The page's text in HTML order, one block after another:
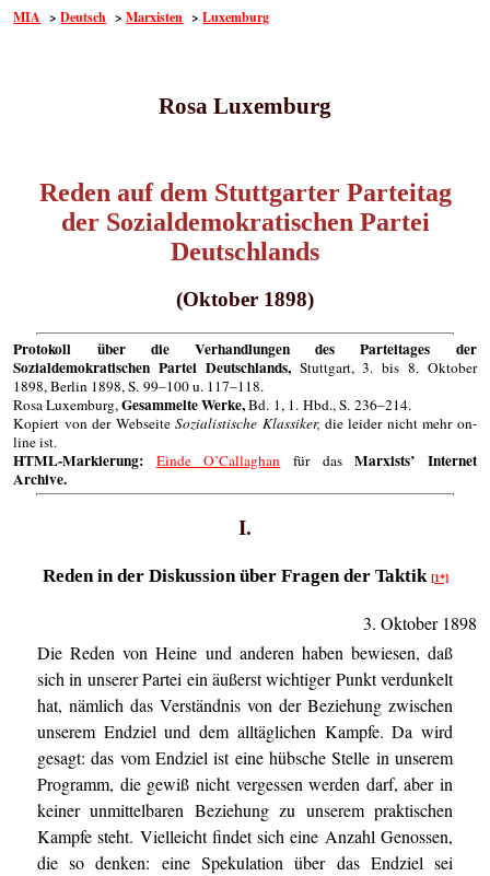
MIA >Deutsch >Marxisten >Luxemburg
Rosa Luxemburg
Reden auf dem Stuttgarter Parteitag
der Sozialdemokratischen Partei
Deutschlands
(Oktober 1898)
Protokoll über die Verhandlungen des Parteitages der
Sozialdemokratischen Partei Deutschlands,Stuttgart, 3. bis 8. Oktober
1898, Berlin 1898, S. 99–100 u. 117–118.
Rosa Luxemburg,Gesammelte Werke,Bd. 1, 1. Hbd., S. 236–214.
Kopiert von der WebseiteSozialistische Klassiker, die leider nicht mehr on-
line ist.
HTML-Markierung: Einde O’Callaghan für dasMarxists’ Internet
Archive.
I.
Reden in der Diskussion über Fragen der Taktik [1*]
3. Oktober 1898
Die Reden von Heine und anderen haben bewiesen, daß
sich in unserer Partei ein äußerst wichtiger Punkt verdunkelt
hat, nämlich das Verständnis von der Beziehung zwischen
unserem Endziel und dem alltäglichen Kampfe. Da wird
gesagt: das vom Endziel ist eine hübsche Stelle in unserem
Programm, die gewiß nicht vergessen werden darf, aber in
keiner unmittelbaren Beziehung zu unserem praktischen
Kampfe steht. Vielleicht findet sich eine Anzahl Genossen,
die so denken: eine Spekulation über das Endziel sei